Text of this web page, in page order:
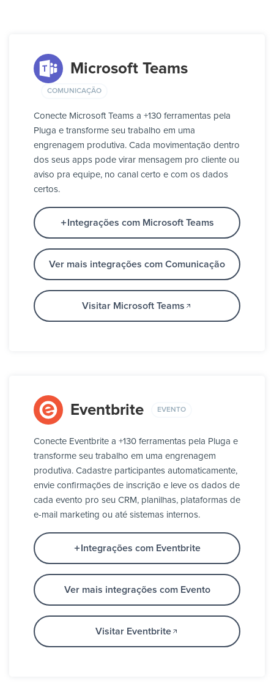
Microsoft Teams
COMUNICAÇÃO
Conecte Microsoft Teams a +130 ferramentas pela
Pluga e transforme seu trabalho em uma
engrenagem produtiva. Cada movimentação dentro
dos seus apps pode virar mensagem pro cliente ou
aviso pra equipe, no canal certo e com os dados
certos.
Integrações com Microsoft Teams
Ver mais integrações com Comunicação
Visitar Microsoft Teams
Eventbrite EVENTO
Conecte Eventbrite a +130 ferramentas pela Pluga e
transforme seu trabalho em uma engrenagem
produtiva. Cadastre participantes automaticamente,
envie confirmações de inscrição e leve os dados de
cada evento pro seu CRM, planilhas, plataformas de
e-mail marketing ou até sistemas internos.
Integrações com Eventbrite
Ver mais integrações com Evento
Visitar Eventbrite